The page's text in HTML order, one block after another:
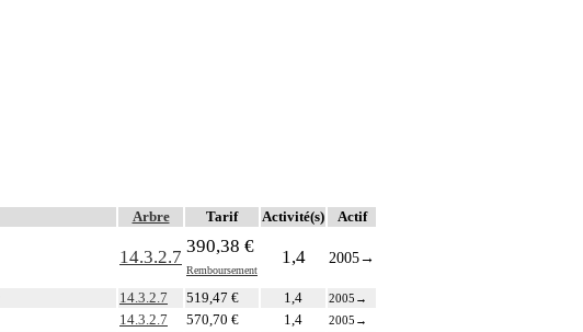
Arbre Tarif Activité(s) Actif
14.3.2.7
390,38 €
Remboursement
1,4 2005→
14.3.2.7 519,47 € 1,4 2005 →
14.3.2.7 570,70 € 1,4 2005 →